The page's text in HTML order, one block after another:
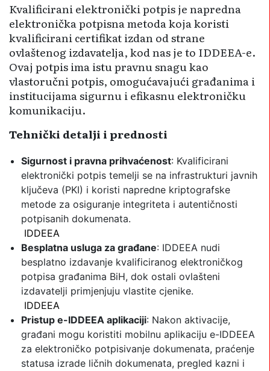
Kvalificirani elektronički potpis je napredna
elektronička potpisna metoda koja koristi
kvalificirani certifikat izdan od strane
ovlaštenog izdavatelja, kod nas je to IDDEEA-e.
Ovaj potpis ima istu pravnu snagu kao
vlastoručni potpis, omogućavajući građanima i
institucijama sigurnu i efikasnu elektroničku
komunikaciju.
Tehnički detalji i prednosti
Sigurnost i pravna prihvaćenost: Kvalificirani
elektronički potpis temelji se na infrastrukturi javnih
ključeva (PKI) i koristi napredne kriptografske
metode za osiguranje integriteta i autentičnosti
potpisanih dokumenata.
IDDEEA
Besplatna usluga za građane: IDDEEA nudi
besplatno izdavanje kvalificiranog elektroničkog
potpisa građanima BiH, dok ostali ovlašteni
izdavatelji primjenjuju vlastite cjenike.
IDDEEA
Pristup e-IDDEEA aplikaciji: Nakon aktivacije,
građani mogu koristiti mobilnu aplikaciju e-IDDEEA
za elektroničko potpisivanje dokumenata, praćenje
statusa izrade ličnih dokumenata, pregled kazni i